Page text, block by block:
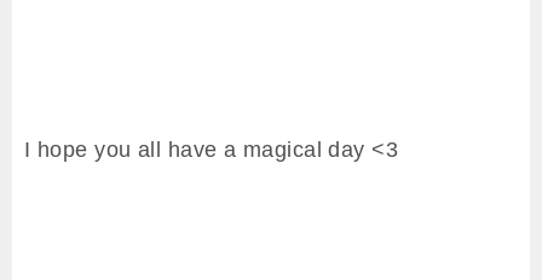
I hope you all have a magical day <3